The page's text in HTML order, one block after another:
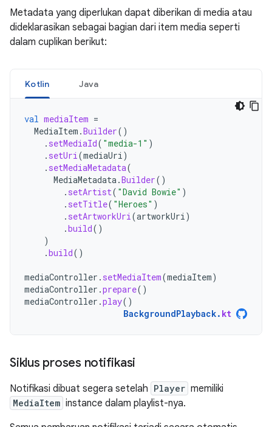
Metadata yang diperlukan dapat diberikan di media atau
dideklarasikan sebagai bagian dari item media seperti
dalam cuplikan berikut:
Kotlin Java
val mediaItem =
MediaItem .Builder()
. setMediaId( "media-1" )
. setUri(mediaUri)
. setMediaMetadata(
MediaMetadata.Builder()
. setArtist( "David Bowie" )
. setTitle( "Heroes" )
. setArtworkUri(artworkUri)
.build()
)
.build()
mediaController . setMediaItem(mediaItem)
mediaController .prepare()
mediaController .play()
BackgroundPlayback. kt
Siklus proses notifikasi
Notifikasi dibuat segera setelah Player memiliki
MediaItem instance dalam playlist-nya.